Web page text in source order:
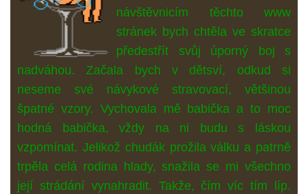
návštěvnicím těchto www
stránek bych chtěla ve skratce
předestřít svůj úporný boj s
nadváhou. Začala bych v dětsví, odkud si
neseme své návykové stravovací, většinou
špatné vzory. Vychovala mě babička a to moc
hodná babička, vždy na ni budu s láskou
vzpomínat. Jelikož chudák prožila válku a patrně
trpěla celá rodina hlady, snažila se mi všechno
její strádání vynahradit. Takže, čím víc tím líp.